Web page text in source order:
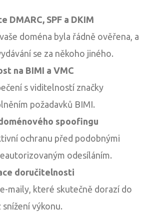
DMARC, SPF a DKIM
doména byla řádně ověřena, a
se za někoho jiného.
na BIMI a VMC
s viditelností značky
požadavků BIMI.
spoofingu
ochranu před podobnými
odesíláním.
doručitelnosti
maily, které skutečně dorazí do
snížení výkonu.